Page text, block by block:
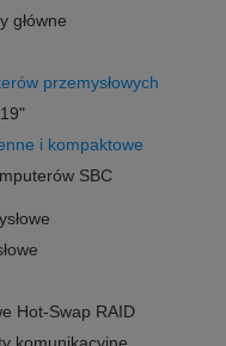
główne
przemysłowych
i kompaktowe
SBC
Hot-Swap RAID